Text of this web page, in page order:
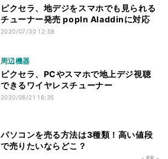
ピクセラ、地デジをスマホでも見られる
チューナー発売 popIn Aladdinに対応
2020/07/30 12:58
周辺機器
ピクセラ、PCやスマホで地上デジ視聴
できるワイヤレスチューナー
2020/06/21 16:35
パソコンを売る方法は3種類！高い値段
で売りたいならどこ？
- PR -